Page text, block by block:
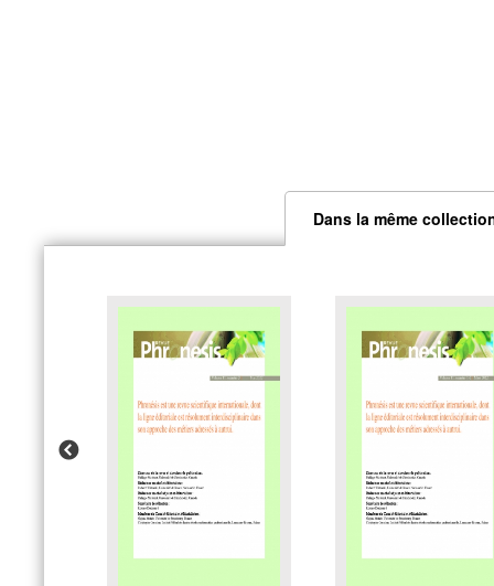
Dans la même